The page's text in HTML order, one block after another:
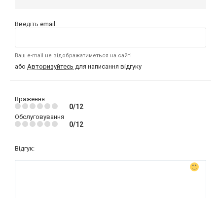
Введіть email:
Ваш e-mail не відображатиметься на сайті
або Авторизуйтесь для написання відгуку
Враження
0/12
Обслуговування
0/12
Відгук: